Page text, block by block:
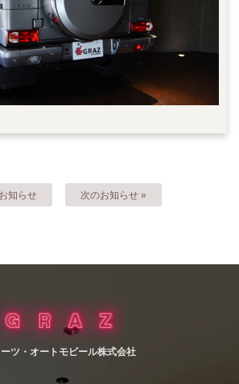
知らせ 次のお知らせ »
ツ・オートモビール株式会社